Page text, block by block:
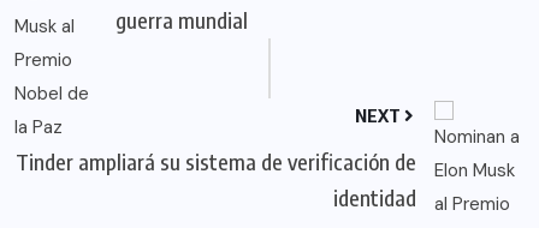
guerra mundial
NEXT
Tinder ampliará su sistema de verificación de
identidad